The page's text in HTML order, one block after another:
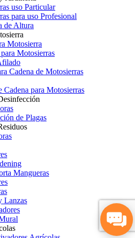
uso Particular
para uso Profesional
de Altura
Motosierra
Motosierras
Cadena de Motosierras
Cadena para Motosierras
de Plagas
Mangueras
Lanzas